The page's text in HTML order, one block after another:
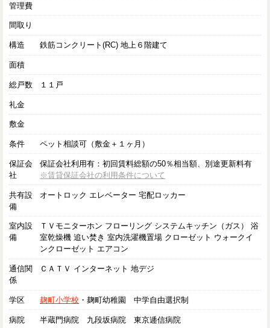
管理費
間取り
構造 鉄筋コンクリート(RC) 地上６階建て
面積
総戸数 １１戸
礼金
敷金
条件 ペット相談可（敷金＋１ヶ月）
保証会
社
保証会社利用有：初回賃料総額の50％相当額、別途更新料有
※賃貸保証会社の利用条件について
共有設
備
オートロック エレベーター 宅配ロッカー
室内設
備
ＴＶモニターホン フローリング システムキッチン（ガス） 浴
室乾燥機 追い焚き 室内洗濯機置場 クローゼット ウォークイ
ンクローゼット エアコン
通信関
係
ＣＡＴＶ インターネット 地デジ
学区 麹町小学校 ・麹町幼稚園 中学自由選択制
病院 半蔵門病院 九段坂病院 東京逓信病院